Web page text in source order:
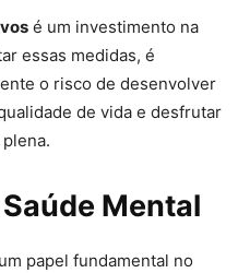
é um investimento na
essas medidas, é
o risco de desenvolver
de vida e desfrutar
Mental
papel fundamental no